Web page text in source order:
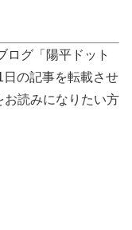
ログ「陽平ドット
の記事を転載させ
お読みになりたい方